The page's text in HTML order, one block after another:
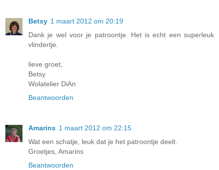
Betsy 1 maart 2012 om 20:19
Dank je wel voor je patroontje. Het is echt een superleuk
vlindertje.
lieve groet,
Betsy
Wolatelier DiAn
Beantwoorden
Amarins 1 maart 2012 om 22:15
Wat een schatje, leuk dat je het patroontje deelt.
Groetjes, Amarins
Beantwoorden